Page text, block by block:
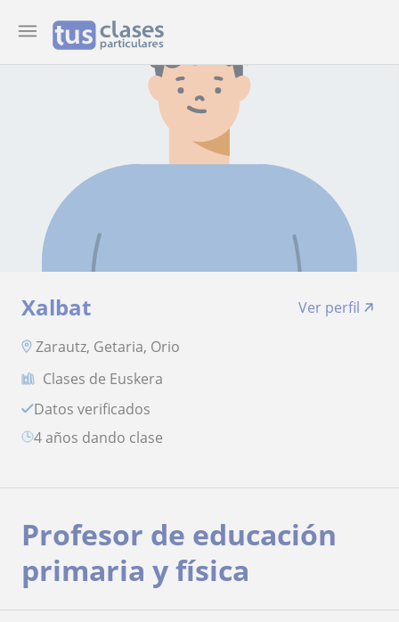
Xalbat
Ver perfil
Zarautz, Getaria, Orio
Clases de Euskera
Datos verificados
4 años dando clase
Profesor de educación
primaria y física